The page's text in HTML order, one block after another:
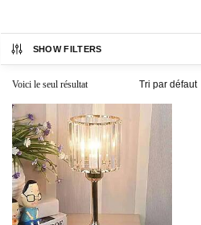
SHOW FILTERS
Voici le seul résultat